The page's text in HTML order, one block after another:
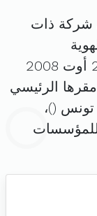
شركة ذات
. تم تأسيسها في 26 أوت 2008
الرئيسي
)،